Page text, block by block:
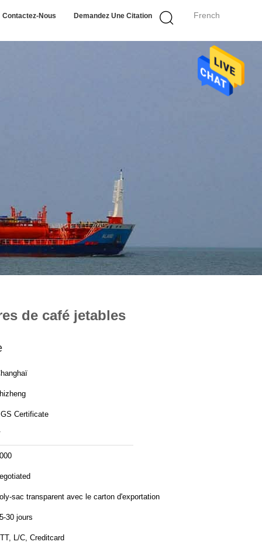
French
Contactez-Nous Demandez Une Citation
de café jetables
Certificate
sac transparent avec le carton d'exportation
30 jours
L/C, Creditcard